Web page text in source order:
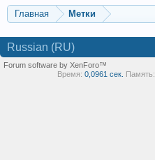
Главная Метки
Russian (RU)
Forum software by XenForo™
Время: 0,0961 сек. Память: